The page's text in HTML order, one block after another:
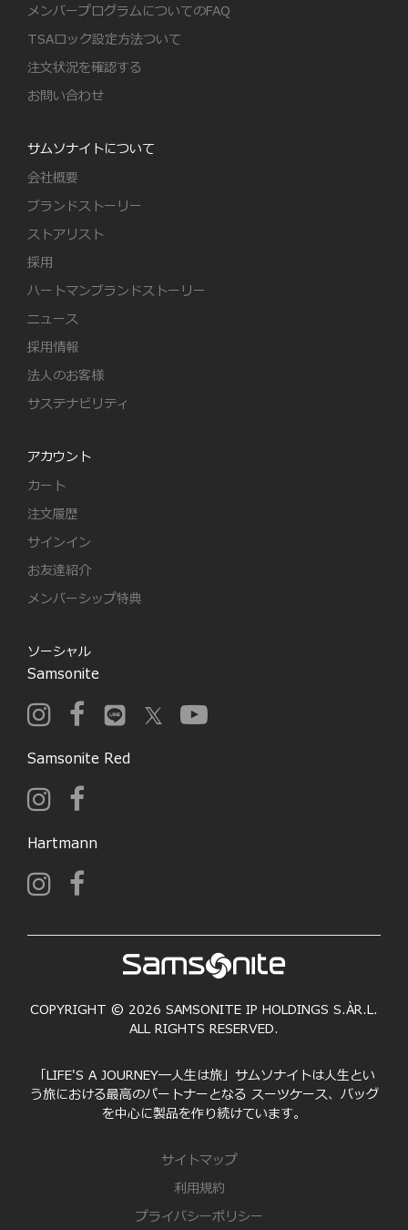
メンバープログラムについてのFAQ
TSAロック設定方法ついて
注文状況を確認する
お問い合わせ
サムソナイトについて
会社概要
ブランドストーリー
ストアリスト
採用
ハートマンブランドストーリー
ニュース
採用情報
法人のお客様
サステナビリティ
アカウント
カート
注文履歴
サインイン
お友達紹介
メンバーシップ特典
ソーシャル
Samsonite
Samsonite Red
Hartmann
COPYRIGHT © 2026 SAMSONITE IP HOLDINGS S.ÀR.L.
ALL RIGHTS RESERVED.
「LIFE'S A JOURNEY―人生は旅」サムソナイトは人生とい
う旅における最高のパートナーとなる スーツケース、バッグ
を中心に製品を作り続けています。
サイトマップ
利用規約
プライバシーポリシー